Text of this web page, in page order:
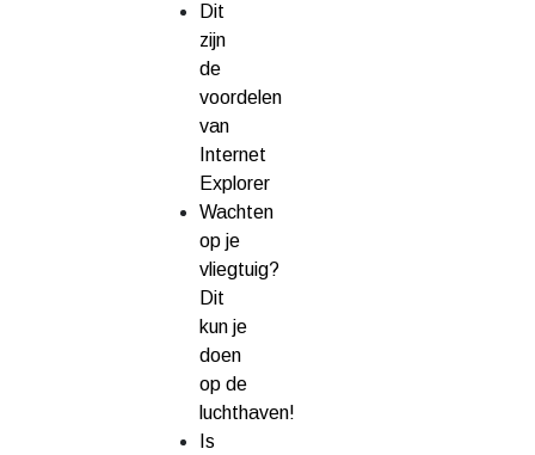
Dit
zijn
de
voordelen
van
Internet
Explorer
Wachten
op je
vliegtuig?
Dit
kun je
doen
op de
luchthaven!
Is